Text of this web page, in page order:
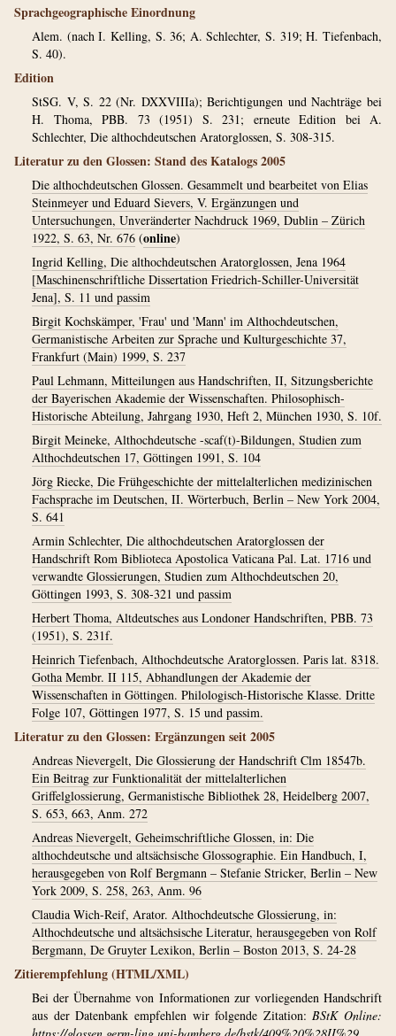
Sprachgeographische Einordnung
Alem. (nach I. Kelling, S. 36; A. Schlechter, S. 319; H. Tiefenbach,
S. 40).
Edition
StSG. V, S. 22 (Nr. DXXVIIIa); Berichtigungen und Nachträge bei
H. Thoma, PBB. 73 (1951) S. 231; erneute Edition bei A.
Schlechter, Die althochdeutschen Aratorglossen, S. 308-315.
Literatur zu den Glossen: Stand des Katalogs 2005
Die althochdeutschen Glossen. Gesammelt und bearbeitet von Elias
Steinmeyer und Eduard Sievers, V. Ergänzungen und
Untersuchungen, Unveränderter Nachdruck 1969, Dublin – Zürich
1922, S. 63, Nr. 676 (online)
Ingrid Kelling, Die althochdeutschen Aratorglossen, Jena 1964
[Maschinenschriftliche Dissertation Friedrich-Schiller-Universität
Jena], S. 11 und passim
Birgit Kochskämper, 'Frau' und 'Mann' im Althochdeutschen,
Germanistische Arbeiten zur Sprache und Kulturgeschichte 37,
Frankfurt (Main) 1999, S. 237
Paul Lehmann, Mitteilungen aus Handschriften, II, Sitzungsberichte
der Bayerischen Akademie der Wissenschaften. Philosophisch-
Historische Abteilung, Jahrgang 1930, Heft 2, München 1930, S. 10f.
Birgit Meineke, Althochdeutsche -scaf(t)-Bildungen, Studien zum
Althochdeutschen 17, Göttingen 1991, S. 104
Jörg Riecke, Die Frühgeschichte der mittelalterlichen medizinischen
Fachsprache im Deutschen, II. Wörterbuch, Berlin – New York 2004,
S. 641
Armin Schlechter, Die althochdeutschen Aratorglossen der
Handschrift Rom Biblioteca Apostolica Vaticana Pal. Lat. 1716 und
verwandte Glossierungen, Studien zum Althochdeutschen 20,
Göttingen 1993, S. 308-321 und passim
Herbert Thoma, Altdeutsches aus Londoner Handschriften, PBB. 73
(1951), S. 231f.
Heinrich Tiefenbach, Althochdeutsche Aratorglossen. Paris lat. 8318.
Gotha Membr. II 115, Abhandlungen der Akademie der
Wissenschaften in Göttingen. Philologisch-Historische Klasse. Dritte
Folge 107, Göttingen 1977, S. 15 und passim.
Literatur zu den Glossen: Ergänzungen seit 2005
Andreas Nievergelt, Die Glossierung der Handschrift Clm 18547b.
Ein Beitrag zur Funktionalität der mittelalterlichen
Griffelglossierung, Germanistische Bibliothek 28, Heidelberg 2007,
S. 653, 663, Anm. 272
Andreas Nievergelt, Geheimschriftliche Glossen, in: Die
althochdeutsche und altsächsische Glossographie. Ein Handbuch, I,
herausgegeben von Rolf Bergmann – Stefanie Stricker, Berlin – New
York 2009, S. 258, 263, Anm. 96
Claudia Wich-Reif, Arator. Althochdeutsche Glossierung, in:
Althochdeutsche und altsächsische Literatur, herausgegeben von Rolf
Bergmann, De Gruyter Lexikon, Berlin – Boston 2013, S. 24-28
Zitierempfehlung (HTML/XML)
Bei der Übernahme von Informationen zur vorliegenden Handschrift
aus der Datenbank empfehlen wir folgende Zitation:BStK Online: